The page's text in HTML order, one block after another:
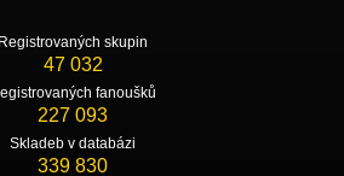
Registrovaných skupin
47 032
fanoušků
227 093
Skladeb v databázi
339 830